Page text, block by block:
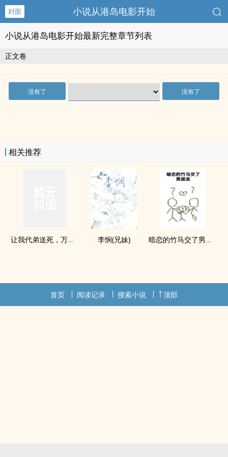
封面 小说从港岛电影开始
小说从港岛电影开始最新完整章节列表
正文卷
没有了 没有了
相关推荐
让我代弟送死，万兽窟中觉醒你哭什么？ 李悯(兄妹) 暗恋的竹马交了男朋友（bg，弯掰直，1v2）
首页 阅读记录 搜索小说 顶部